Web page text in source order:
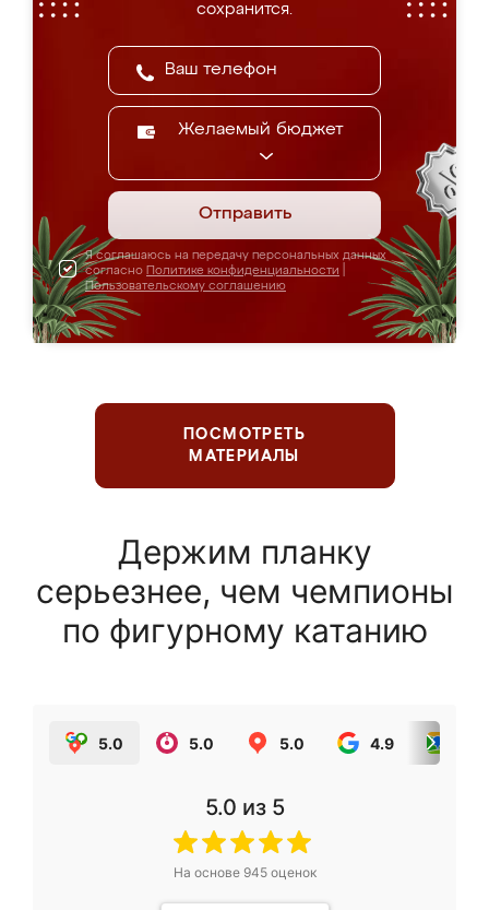
сохранится.
Желаемый бюджет
Отправить
Я соглашаюсь на передачу персональных данных
согласно Политике конфиденциальности
Пользовательскому соглашению
ПОСМОТРЕТЬ
МАТЕРИАЛЫ
Держим планку
серьезнее, чем чемпионы
по фигурному катанию
5.0 5.0 5.0 4.9
5.0 из 5
На основе 945оценок